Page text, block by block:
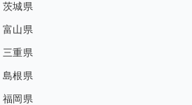
茨城県
富山県
三重県
島根県
福岡県